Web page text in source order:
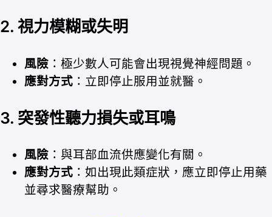
2. 視力模糊或失明
風險 ：極少數人可能會出現視覺神經問題。
應對方式 ：立即停止服用並就醫。
3. 突發性聽力損失或耳鳴
風險 ：與耳部血流供應變化有關。
應對方式 ：如出現此類症狀，應立即停止用藥
並尋求醫療幫助。